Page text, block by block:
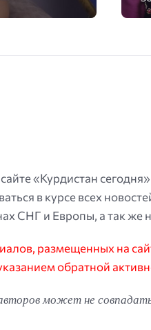
«Курдистан
в курсе всех
СНГ и Европы, а так же
размещенных на
обратной
может не